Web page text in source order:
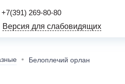
+7(391) 269-80-80
Версия для слабовидящих
Белоплечий орлан